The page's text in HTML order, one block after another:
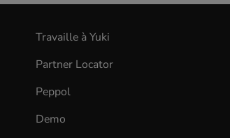
Travaille à Yuki
new
Partner Locator
Peppol
Demo